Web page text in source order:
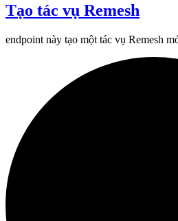
Tạo tác vụ Remesh
endpoint này tạo một tác vụ Remesh